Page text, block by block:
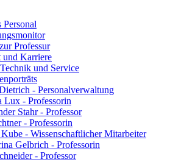
Personal
Professur
und Karriere
und Service
- Personalverwaltung
Lux - Professorin
Stahr - Professor
- Professorin
- Wissenschaftlicher Mitarbeiter
Gelbrich - Professorin
- Professor